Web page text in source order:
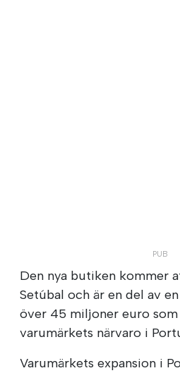
Den nya butiken kommer
Setúbal och är en del av
över 45 miljoner euro
varumärkets närvaro i
Varumärkets expansion i